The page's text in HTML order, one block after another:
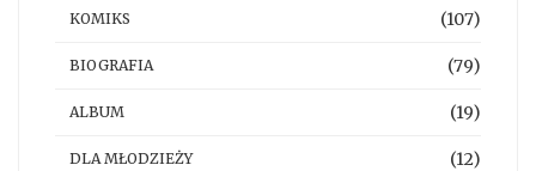
KOMIKS (107)
BIOGRAFIA (79)
ALBUM (19)
DLA MŁODZIEŻY (12)